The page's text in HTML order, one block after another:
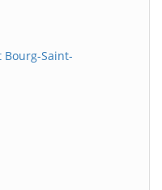
Saint-